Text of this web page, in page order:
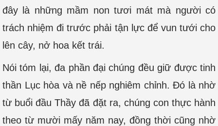
đây là những mầm non tươi mát mà người có
trách nhiệm đi trước phải tận lực để vun tưới cho
lên cây, nở hoa kết trái.
Nói tóm lại, đa phần đại chúng đều giữ được tinh
thần Lục hòa và nề nếp nghiêm chỉnh. Đó là nhờ
từ buổi đầu Thầy đã đặt ra, chúng con thực hành
theo từ mười mấy năm nay, đồng thời cũng nhờ